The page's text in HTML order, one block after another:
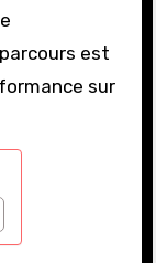
est
sur